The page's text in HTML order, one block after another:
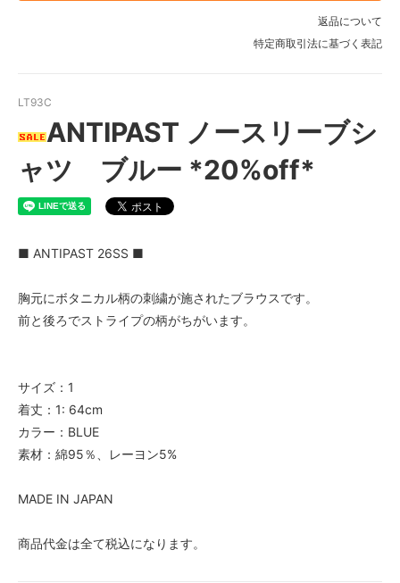
返品について
特定商取引法に基づく表記
LT93C
ANTIPAST ノースリーブシ
ャツ ブルー *20%off*
■ ANTIPAST 26SS ■
胸元にボタニカル柄の刺繍が施されたブラウスです。
前と後ろでストライプの柄がちがいます。
サイズ：1
着丈：1: 64cm
カラー：BLUE
素材：綿95％、レーヨン5%
MADE IN JAPAN
商品代金は全て税込になります。